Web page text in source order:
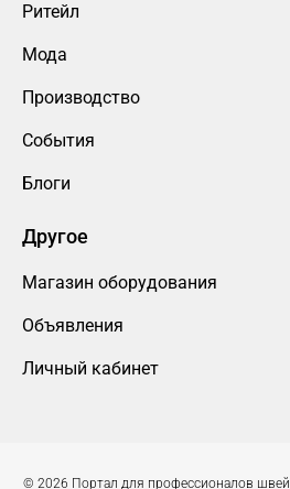
Ритейл
Мода
Производство
События
Блоги
Другое
Магазин оборудования
Объявления
Личный кабинет
© 2026 Портал для профессионалов